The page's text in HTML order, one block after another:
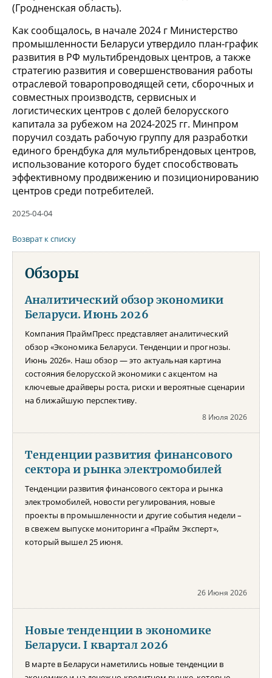
(Гродненская область).
Как сообщалось, в начале 2024 г Министерство
промышленности Беларуси утвердило план-график
развития в РФ мультибрендовых центров, а также
стратегию развития и совершенствования работы
отраслевой товаропроводящей сети, сборочных и
совместных производств, сервисных и
логистических центров с долей белорусского
капитала за рубежом на 2024-2025 гг. Минпром
поручил создать рабочую группу для разработки
единого брендбука для мультибрендовых центров,
использование которого будет способствовать
эффективному продвижению и позиционированию
центров среди потребителей.
2025-04-04
Возврат к списку
Обзоры
Аналитический обзор экономики
Беларуси. Июнь 2026
Компания ПраймПресс представляет аналитический
обзор «Экономика Беларуси. Тенденции и прогнозы.
Июнь 2026». Наш обзор — это актуальная картина
состояния белорусской экономики с акцентом на
ключевые драйверы роста, риски и вероятные сценарии
на ближайшую перспективу.
8 Июля 2026
Тенденции развития финансового
сектора и рынка электромобилей
Тенденции развития финансового сектора и рынка
электромобилей, новости регулирования, новые
проекты в промышленности и другие события недели –
в свежем выпуске мониторинга «Прайм Эксперт»,
который вышел 25 июня.
26 Июня 2026
Новые тенденции в экономике
Беларуси. I квартал 2026
В марте в Беларуси наметились новые тенденции в